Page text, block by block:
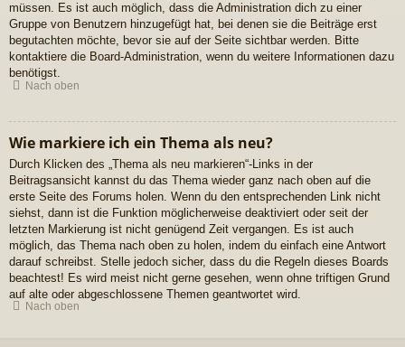
müssen. Es ist auch möglich, dass die Administration dich zu einer
Gruppe von Benutzern hinzugefügt hat, bei denen sie die Beiträge erst
begutachten möchte, bevor sie auf der Seite sichtbar werden. Bitte
kontaktiere die Board-Administration, wenn du weitere Informationen dazu
benötigst.
Nach oben
Wie markiere ich ein Thema als neu?
Durch Klicken des „Thema als neu markieren“-Links in der
Beitragsansicht kannst du das Thema wieder ganz nach oben auf die
erste Seite des Forums holen. Wenn du den entsprechenden Link nicht
siehst, dann ist die Funktion möglicherweise deaktiviert oder seit der
letzten Markierung ist nicht genügend Zeit vergangen. Es ist auch
möglich, das Thema nach oben zu holen, indem du einfach eine Antwort
darauf schreibst. Stelle jedoch sicher, dass du die Regeln dieses Boards
beachtest! Es wird meist nicht gerne gesehen, wenn ohne triftigen Grund
auf alte oder abgeschlossene Themen geantwortet wird.
Nach oben